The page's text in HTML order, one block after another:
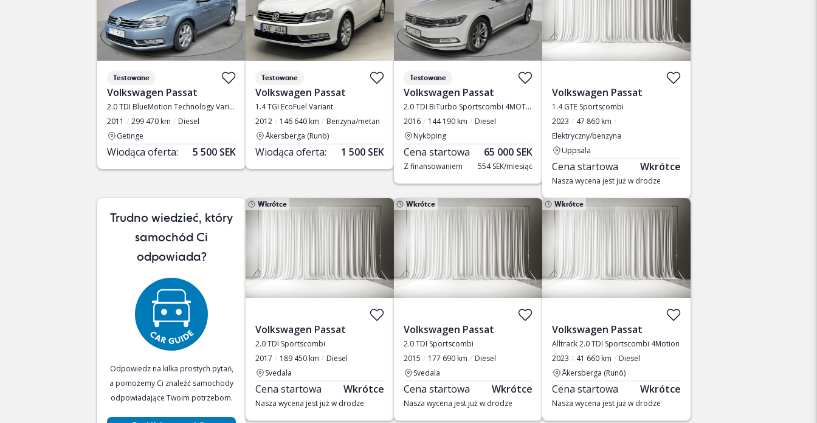
Testowane
Volkswagen Passat
2.0 TDI BlueMotion Technology Variant 4Motion
2011
299 470 km
Diesel
Getinge
Wiodąca oferta: 5 500 SEK
Testowane
Volkswagen Passat
1.4 TGI EcoFuel Variant
2012
146 640 km
Benzyna/metan
Åkersberga (Runö)
Wiodąca oferta: 1 500 SEK
Testowane
Volkswagen Passat
2.0 TDI BiTurbo Sportscombi 4MOTION
2016
144 190 km
Diesel
Nyköping
Cena startowa 65 000 SEK
Z finansowaniem 554 SEK/miesiąc
Volkswagen Passat
1.4 GTE Sportscombi
2023
47 860 km
Elektryczny/benzyna
Uppsala
Cena startowa Wkrótce
Nasza wycena jest już w drodze
Trudno wiedzieć, który
samochód Ci
odpowiada?
Odpowiedz na kilka prostych pytań,
a pomożemy Ci znaleźć samochody
odpowiadające Twoim potrzebom.
Wkrótce
Volkswagen Passat
2.0 TDI Sportscombi
2017
189 450 km
Diesel
Svedala
Cena startowa Wkrótce
Nasza wycena jest już w drodze
Wkrótce
Volkswagen Passat
2.0 TDI Sportscombi
2015
177 690 km
Diesel
Svedala
Cena startowa Wkrótce
Nasza wycena jest już w drodze
Wkrótce
Volkswagen Passat
Alltrack 2.0 TDI Sportscombi 4Motion
2023
41 660 km
Diesel
Åkersberga (Runö)
Cena startowa Wkrótce
Nasza wycena jest już w drodze